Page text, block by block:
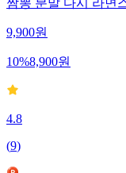
짬뽕 분말 다시 라면
9,900원
10%8,900원
4.8
(9)